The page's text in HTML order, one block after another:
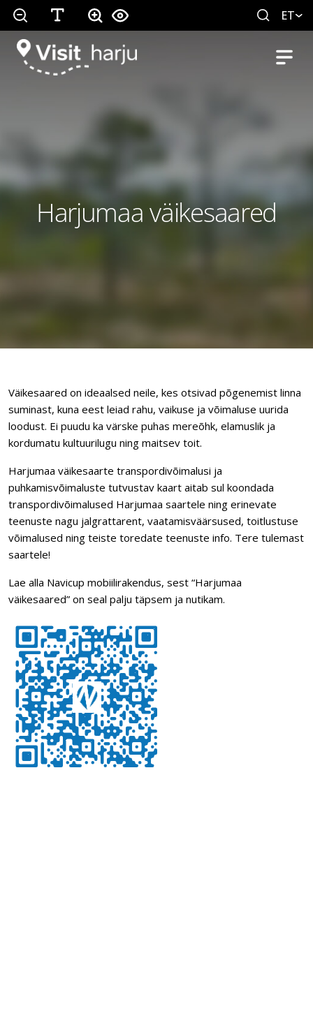
ET
Harjumaa väikesaared
Väikesaared on ideaalsed neile, kes otsivad põgenemist linna
suminast, kuna eest leiad rahu, vaikuse ja võimaluse uurida
loodust. Ei puudu ka värske puhas mereõhk, elamuslik ja
kordumatu kultuurilugu ning maitsev toit.
Harjumaa väikesaarte transpordivõimalusi ja
puhkamisvõimaluste tutvustav kaart aitab sul koondada
transpordivõimalused Harjumaa saartele ning erinevate
teenuste nagu jalgrattarent, vaatamisväärsused, toitlustuse
võimalused ning teiste toredate teenuste info. Tere tulemast
saartele!
Lae alla Navicup mobiilirakendus, sest “Harjumaa
väikesaared” on seal palju täpsem ja nutikam.